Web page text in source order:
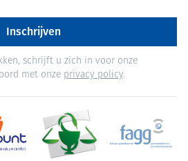
Inschrijven
schrijft u zich in voor onze
met onze privacy policy.